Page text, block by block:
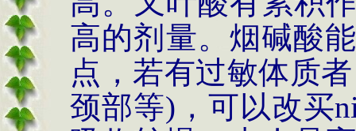
高的剂量。烟碱酸
点，若有过敏体质
颈部等) ，可以改买